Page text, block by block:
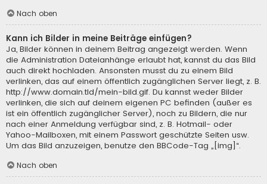
Nach oben
Kann ich Bilder in meine Beiträge einfügen?
Ja, Bilder können in deinem Beitrag angezeigt werden. Wenn
die Administration Dateianhänge erlaubt hat, kannst du das Bild
auch direkt hochladen. Ansonsten musst du zu einem Bild
verlinken, das auf einem öffentlich zugänglichen Server liegt, z. B.
http://www.domain.tld/mein-bild.gif. Du kannst weder Bilder
verlinken, die sich auf deinem eigenen PC befinden (außer es
ist ein öffentlich zugänglicher Server), noch zu Bildern, die nur
nach einer Anmeldung verfügbar sind, z. B. Hotmail- oder
Yahoo-Mailboxen, mit einem Passwort geschützte Seiten usw.
Um das Bild anzuzeigen, benutze den BBCode-Tag „[img]“.
Nach oben